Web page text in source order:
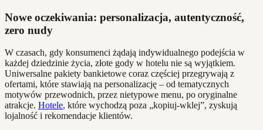
Nowe oczekiwania: personalizacja, autentyczność,
zero nudy
W czasach, gdy konsumenci żądają indywidualnego podejścia w
każdej dziedzinie życia, złote gody w hotelu nie są wyjątkiem.
Uniwersalne pakiety bankietowe coraz częściej przegrywają z
ofertami, które stawiają na personalizację – od tematycznych
motywów przewodnich, przez nietypowe menu, po oryginalne
atrakcje. Hotele, które wychodzą poza „kopiuj-wklej”, zyskują
lojalność i rekomendacje klientów.